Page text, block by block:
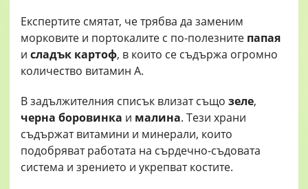
Експертите смятат, че трябва да заменим
морковите и портокалите с по-полезните папая
и сладък картоф, в които се съдържа огромно
количество витамин А.
В задължителния списък влизат също зеле,
черна боровинка и малина. Тези храни
съдържат витамини и минерали, които
подобряват работата на сърдечно-съдовата
система и зрението и укрепват костите.